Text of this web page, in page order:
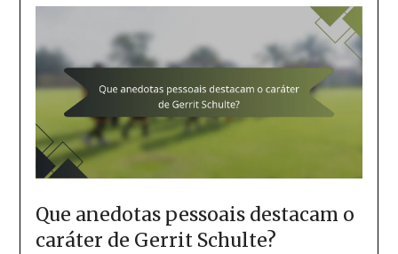
Que anedotas pessoais destacam o
caráter de Gerrit Schulte?